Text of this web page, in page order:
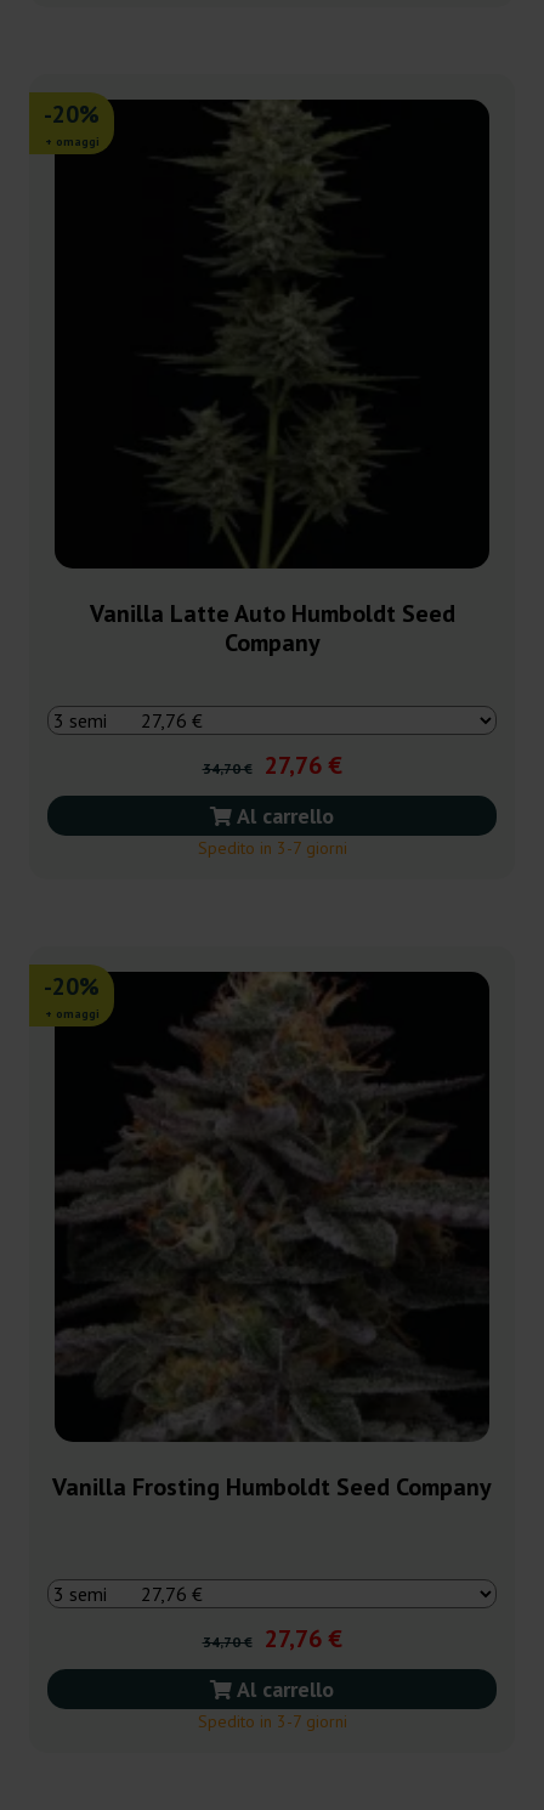
-20%
+ omaggi
Vanilla Latte Auto Humboldt Seed
Company
34,70 € 27,76 €
Al carrello
Spedito in 3-7 giorni
-20%
+ omaggi
Vanilla Frosting Humboldt Seed Company
34,70 € 27,76 €
Al carrello
Spedito in 3-7 giorni